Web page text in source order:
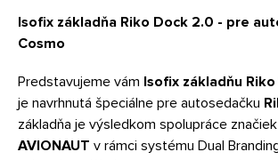
Isofix základňa Riko Dock 2.0 - pre
Cosmo
Predstavujeme vám Isofix základňu
je navrhnutá špeciálne pre autosedačku
základňa je výsledkom spolupráce značiek
AVIONAUT v rámci systému Dual